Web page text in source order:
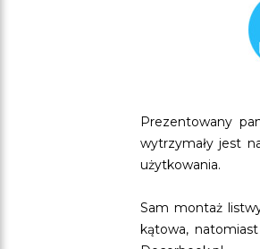
Prezentowany
wytrzymały jest
użytkowania.
Sam montaż
kątowa,